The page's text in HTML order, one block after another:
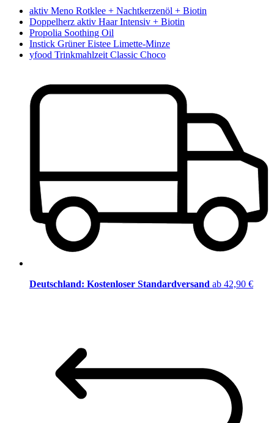
aktiv Meno Rotklee + Nachtkerzenöl + Biotin
Doppelherz aktiv Haar Intensiv + Biotin
Propolia Soothing Oil
Instick Grüner Eistee Limette-Minze
yfood Trinkmahlzeit Classic Choco
Deutschland: Kostenloser Standardversand ab 42,90 €